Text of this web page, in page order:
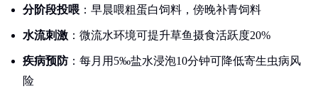
分阶段投喂 ：早晨喂粗蛋白饲料，傍晚补青饲料
水流刺激 ：微流水环境可提升草鱼摄食活跃度20%
疾病预防：每月用5‰盐水浸泡10分钟可降低寄生虫病风
险